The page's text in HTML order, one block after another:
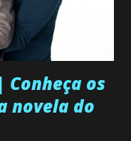
os
novela do